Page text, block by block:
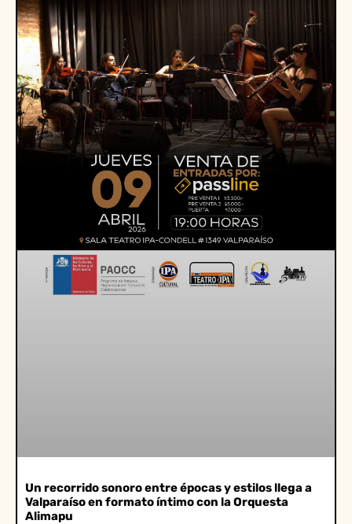
Un recorrido sonoro entre épocas y estilos llega a
Valparaíso en formato íntimo con la Orquesta
Alimapu